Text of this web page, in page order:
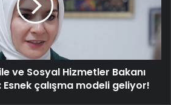
ve Sosyal Hizmetler Bakanı
Esnek çalışma modeli geliyor!